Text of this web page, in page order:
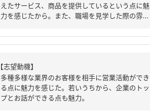
えたサービス、商品を提供しているという点に魅
力を感じたから。また、職場を見学した際の雰...
【志望動機】
多種多様な業界のお客様を相手に営業活動ができ
る点に魅力を感じた。若いうちから、企業のトッ
プとお話ができる点も魅力。